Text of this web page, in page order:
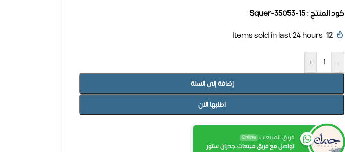
كود المنتج : Squer-35053-15
12
Items sold in last 24 hours
-
+
إضافة إلى السلة
اطلبها الان
فريق المبيعات Online
تواصل مع فريق مبيعات جدران ستور